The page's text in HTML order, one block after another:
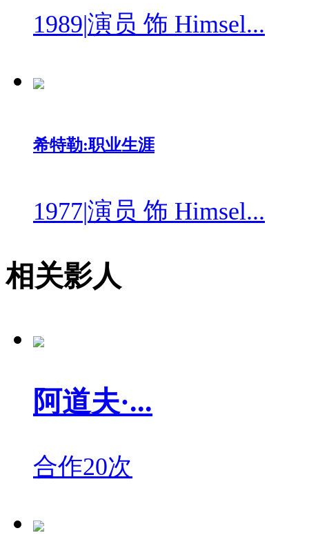
1989|演员 饰 Himsel...
希特勒:职业生涯
1977|演员 饰 Himsel...
相关影人
阿道夫·...
合作20次